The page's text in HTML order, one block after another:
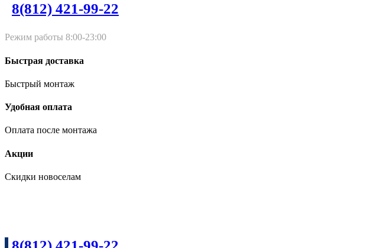
8(812) 421-99-22
Режим работы 8:00-23:00
Быстрая доставка
Быстрый монтаж
Удобная оплата
Оплата после монтажа
Акции
Скидки новоселам